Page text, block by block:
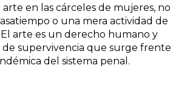
en las cárceles de mujeres, no
o una mera actividad de
El arte es un derecho humano y
de supervivencia que surge frente
del sistema penal.